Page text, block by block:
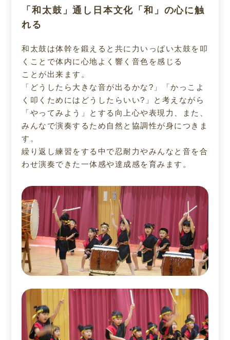
「和太鼓」通し日本文化「和」の心に触
れる
和太鼓は体幹を鍛えると共に力いっぱい太鼓を叩
くことで体内に心地よく響く音色を感じる
ことが出来ます。
「どうしたら大きな音が出るかな?」「かっこよ
く叩くためにはどうしたらいい?」と考えながら
「やってみよう」とする向上心や表現力、また、
みんなで演奏するため自然と協調性が身につきま
す。
繰り返し練習をする中で忍耐力やみんなと音を合
わせ演奏できた一体感や達成感を育みます。